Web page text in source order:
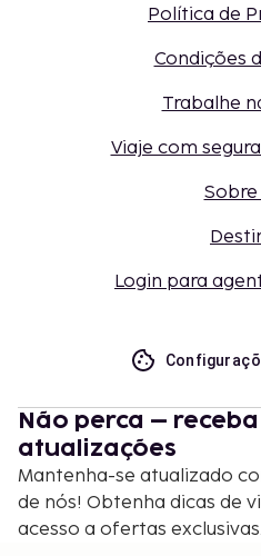
Política de
Condições
Trabalhe
Viaje com
Sobre
Login para
Não perca –
atualizações
Mantenha-se atualizado
de nós! Obtenha dicas de
acesso a ofertas exclusivas.